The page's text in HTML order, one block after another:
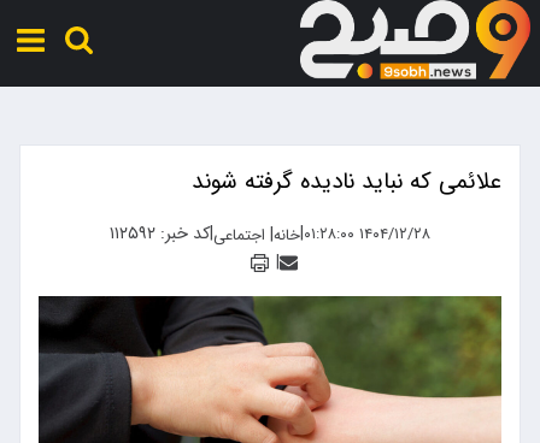
علائمی که نباید نادیده گرفته شوند
۱۴۰۴/۱۲/۲۸ ۰۱:۲۸:۰۰ |خانه| اجتماعی|کد خبر: ۱۱۲۵۹۲
|